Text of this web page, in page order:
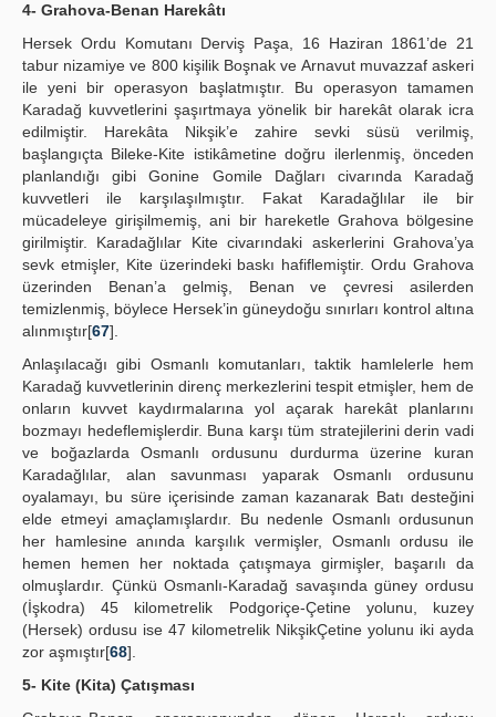
4- Grahova-Benan Harekâtı
Hersek Ordu Komutanı Derviş Paşa, 16 Haziran 1861’de 21
tabur nizamiye ve 800 kişilik Boşnak ve Arnavut muvazzaf askeri
ile yeni bir operasyon başlatmıştır. Bu operasyon tamamen
Karadağ kuvvetlerini şaşırtmaya yönelik bir harekât olarak icra
edilmiştir. Harekâta Nikşik’e zahire sevki süsü verilmiş,
başlangıçta Bileke-Kite istikâmetine doğru ilerlenmiş, önceden
planlandığı gibi Gonine Gomile Dağları civarında Karadağ
kuvvetleri ile karşılaşılmıştır. Fakat Karadağlılar ile bir
mücadeleye girişilmemiş, ani bir hareketle Grahova bölgesine
girilmiştir. Karadağlılar Kite civarındaki askerlerini Grahova’ya
sevk etmişler, Kite üzerindeki baskı hafiflemiştir. Ordu Grahova
üzerinden Benan’a gelmiş, Benan ve çevresi asilerden
temizlenmiş, böylece Hersek’in güneydoğu sınırları kontrol altına
alınmıştır[67].
Anlaşılacağı gibi Osmanlı komutanları, taktik hamlelerle hem
Karadağ kuvvetlerinin direnç merkezlerini tespit etmişler, hem de
onların kuvvet kaydırmalarına yol açarak harekât planlarını
bozmayı hedeflemişlerdir. Buna karşı tüm stratejilerini derin vadi
ve boğazlarda Osmanlı ordusunu durdurma üzerine kuran
Karadağlılar, alan savunması yaparak Osmanlı ordusunu
oyalamayı, bu süre içerisinde zaman kazanarak Batı desteğini
elde etmeyi amaçlamışlardır. Bu nedenle Osmanlı ordusunun
her hamlesine anında karşılık vermişler, Osmanlı ordusu ile
hemen hemen her noktada çatışmaya girmişler, başarılı da
olmuşlardır. Çünkü Osmanlı-Karadağ savaşında güney ordusu
(İşkodra) 45 kilometrelik Podgoriçe-Çetine yolunu, kuzey
(Hersek) ordusu ise 47 kilometrelik NikşikÇetine yolunu iki ayda
zor aşmıştır[68].
5- Kite (Kita) Çatışması